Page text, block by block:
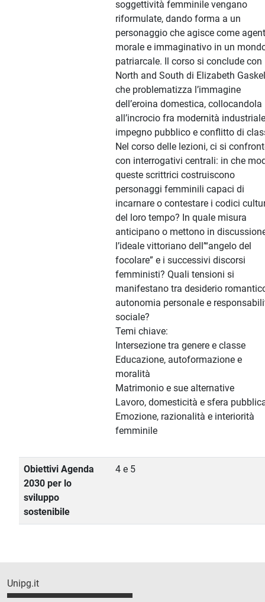
soggettività femminile vengano
riformulate, dando forma a un
personaggio che agisce come
morale e immaginativo in un
patriarcale. Il corso si conclude con
North and South di Elizabeth
che problematizza l’immagine
dell’eroina domestica, collocandola
all’incrocio fra modernità
impegno pubblico e conflitto di
Nel corso delle lezioni, ci si
con interrogativi centrali: in che
queste scrittrici costruiscono
personaggi femminili capaci di
incarnare o contestare i codici
del loro tempo? In quale misura
anticipano o mettono in
l’ideale vittoriano dell’“angelo del
focolare” e i successivi discorsi
femministi? Quali tensioni si
manifestano tra desiderio
autonomia personale e
sociale?
Temi chiave:
Intersezione tra genere e classe
Educazione, autoformazione e
moralità
Matrimonio e sue alternative
Lavoro, domesticità e sfera
Emozione, razionalità e interiorità
femminile
Obiettivi Agenda
2030 per lo
sviluppo
sostenibile
4 e 5
Unipg.it